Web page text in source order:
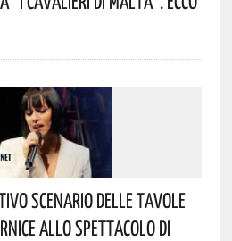
Scenario Delle Tavole
Allo Spettacolo Di